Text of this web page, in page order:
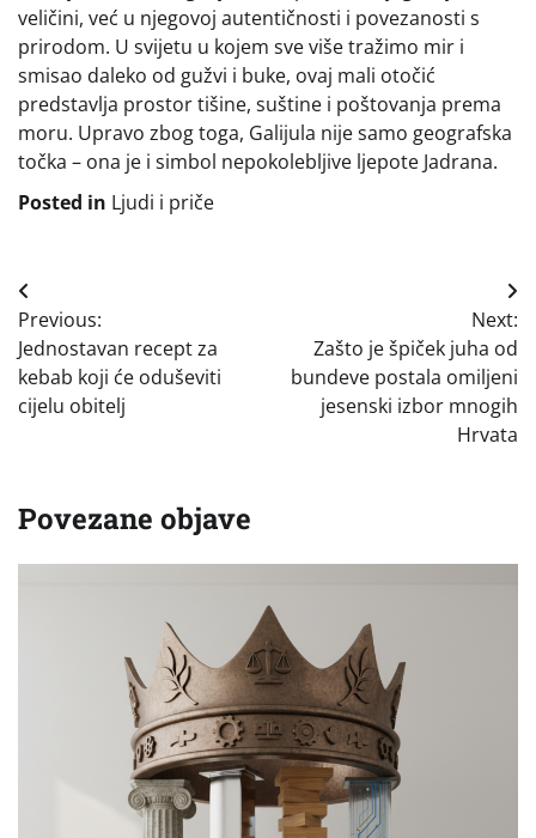
veličini, već u njegovoj autentičnosti i povezanosti s
prirodom. U svijetu u kojem sve više tražimo mir i
smisao daleko od gužvi i buke, ovaj mali otočić
predstavlja prostor tišine, suštine i poštovanja prema
moru. Upravo zbog toga, Galijula nije samo geografska
točka – ona je i simbol nepokolebljive ljepote Jadrana.
Posted in Ljudi i priče
Navigacija
objava
Previous:
Jednostavan recept za
kebab koji će oduševiti
cijelu obitelj
Next:
Zašto je špiček juha od
bundeve postala omiljeni
jesenski izbor mnogih
Hrvata
Povezane objave